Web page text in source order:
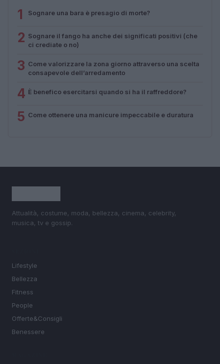
1 Sognare una bara è presagio di morte?
2 Sognare il fango ha anche dei significati positivi (che
ci crediate o no)
3 Come valorizzare la zona giorno attraverso una scelta
consapevole dell’arredamento
4 È benefico esercitarsi quando si ha il raffreddore?
5 Come ottenere una manicure impeccabile e duratura
Attualità, costume, moda, bellezza, cinema, celebrity,
musica, tv e gossip.
Lifestyle
Bellezza
Fitness
People
Offerte&Consigli
Benessere